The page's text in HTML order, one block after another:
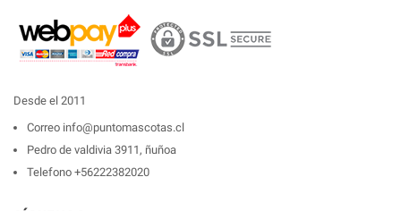
Desde el 2011
Correo info@puntomascotas.cl
Pedro de valdivia 3911, ñuñoa
Telefono +56222382020